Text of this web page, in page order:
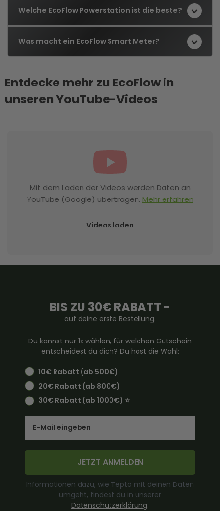
Welche EcoFlow Powerstation ist die beste?
Was macht ein EcoFlow Smart Meter?
Entdecke mehr zu EcoFlow in
unseren YouTube-Videos
Mit dem Laden der Videos werden Daten an
YouTube (Google) übertragen. Mehr erfahren
Videos laden
BIS ZU 30€ RABATT -
auf deine erste Bestellung.
Du kannst nur 1x wählen, für welchen Gutschein
entscheidest du dich? Du hast die Wahl:
10€ Rabatt (ab 500€)
20€ Rabatt (ab 800€)
30€ Rabatt (ab 1000€) ⭐️
JETZT ANMELDEN
Informationen dazu, wie Tepto mit deinen Daten
umgeht, findest du in unserer
Datenschutzerklärung.